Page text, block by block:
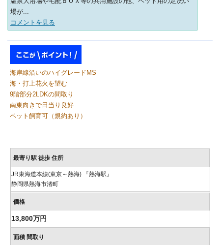
場が...
コメントを見る
海岸線沿いのハイグレードMS
海・打上花火を望む
9階部分2LDKの間取り
南東向きで日当り良好
ペット飼育可（規約あり）
JR東海道本線(東京～熱海) 『熱海駅』
静岡県熱海市渚町
13,800万円